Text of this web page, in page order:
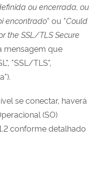
ou encerrada, ou
encontrado" ou "Could
the SSL/TLS Secure
mensagem que
"SSL/TLS",
se conectar, haverá
(SO)
conforme detalhado